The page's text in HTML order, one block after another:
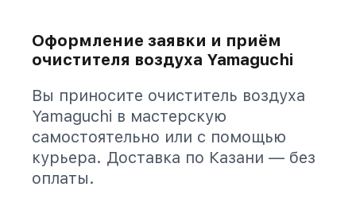
Оформление заявки и приём
очистителя воздуха Yamaguchi
Вы приносите очиститель воздуха
Yamaguchi в мастерскую
самостоятельно или с помощью
курьера. Доставка по Казани — без
оплаты.